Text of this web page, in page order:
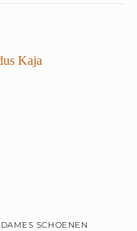
DAMES SCHOENEN